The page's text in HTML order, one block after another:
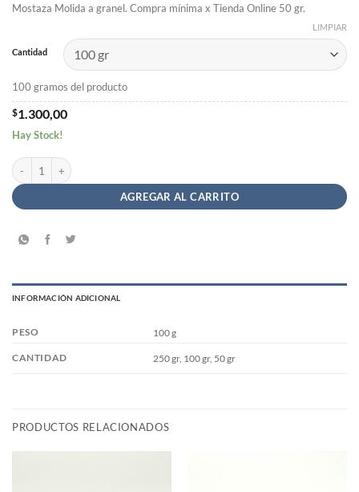
$650,00
$3.250,00
Mostaza Molida a granel. Compra mínima x Tienda Online 50 gr.
Cantidad
LIMPIAR
100 gramos del producto
$1.300,00
Hay Stock!
Especias - Mostaza Molida a Granel cantidad
AGREGAR AL CARRITO
INFORMACIÓN ADICIONAL
PESO 100 g
CANTIDAD 250 gr, 100 gr, 50 gr
PRODUCTOS RELACIONADOS